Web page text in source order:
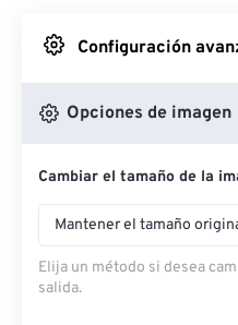
Desde
Desde
Desde
Configuración
Opciones de imagen
Cambiar el tamaño de la
Mantener el tamaño
Elija un método si desea
salida.